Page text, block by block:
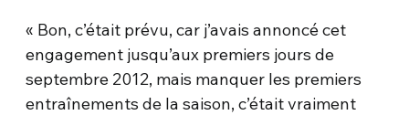
« Bon, c’était prévu, car j’avais annoncé cet
engagement jusqu’aux premiers jours de
septembre 2012, mais manquer les premiers
entraînements de la saison, c’était vraiment